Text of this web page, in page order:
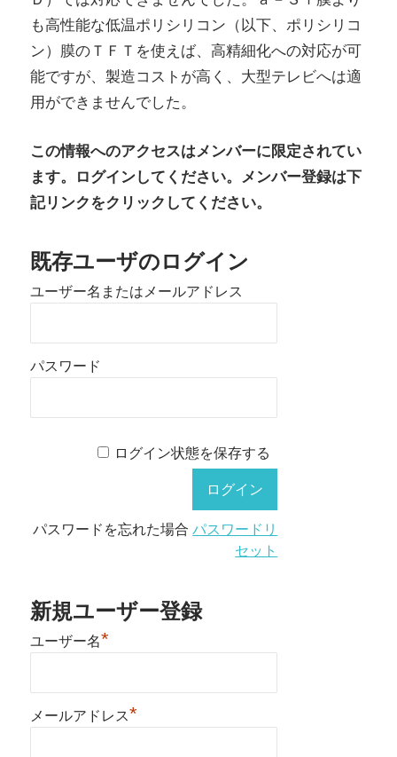
も高性能な低温ポリシリコン（以下、ポリシリコ
ン）膜のＴＦＴを使えば、高精細化への対応が可
能ですが、製造コストが高く、大型テレビへは適
用ができませんでした。
この情報へのアクセスはメンバーに限定されてい
ます。ログインしてください。メンバー登録は下
記リンクをクリックしてください。
既存ユーザのログイン
ユーザー名またはメールアドレス
パスワード
ログイン状態を保存する
パスワードを忘れた場合パスワードリ
セット
新規ユーザー登録
ユーザー名*
メールアドレス*